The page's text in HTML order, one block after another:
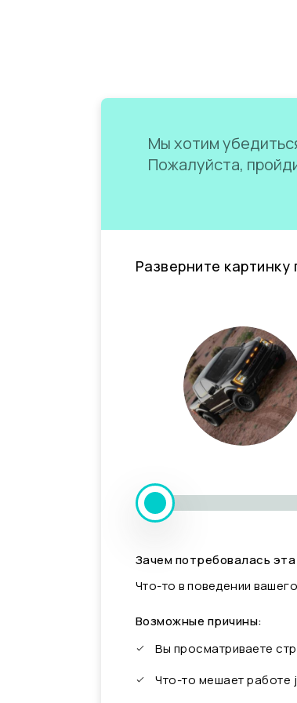
Мы хотим
Пожалуйста,
Разверните картинку
Зачем потребовалась
Что-то в поведении
Возможные причины:
Вы просматриваете
Что-то мешает работе